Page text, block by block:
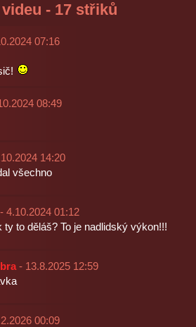
- 17 střiků
07:16
08:49
14:20
všechno
4.10.2024 01:12
ty to děláš? To je nadlidský výkon!!!
- 13.8.2025 12:59
00:09